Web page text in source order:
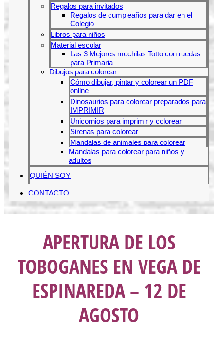
Regalos para invitados
Regalos de cumpleaños para dar en el
Colegio
Libros para niños
Material escolar
Las 3 Mejores mochilas Totto con ruedas
para Primaria
Dibujos para colorear
Cómo dibujar, pintar y colorear un PDF
online
Dinosaurios para colorear preparados para
IMPRIMIR
Unicornios para imprimir y colorear
Sirenas para colorear
Mandalas de animales para colorear
Mandalas para colorear para niños y
adultos
QUIÉN SOY
CONTACTO
APERTURA DE LOS
TOBOGANES EN VEGA DE
ESPINAREDA – 12 DE
AGOSTO